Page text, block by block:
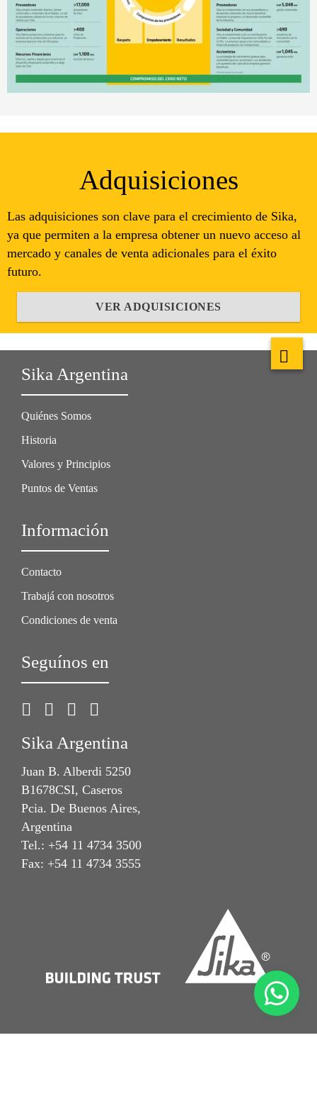
Adquisiciones
Las adquisiciones son clave para el crecimiento de Sika,
ya que permiten a la empresa obtener un nuevo acceso al
mercado y canales de venta adicionales para el éxito
futuro.
VER ADQUISICIONES
Sika Argentina
Quiénes Somos
Historia
Valores y Principios
Puntos de Ventas
Información
Contacto
Trabajá con nosotros
Condiciones de venta
Seguínos en
Sika Argentina
Juan B. Alberdi 5250
B1678CSI, Caseros
Pcia. De Buenos Aires,
Argentina
Tel.: +54 11 4734 3500
Fax: +54 11 4734 3555